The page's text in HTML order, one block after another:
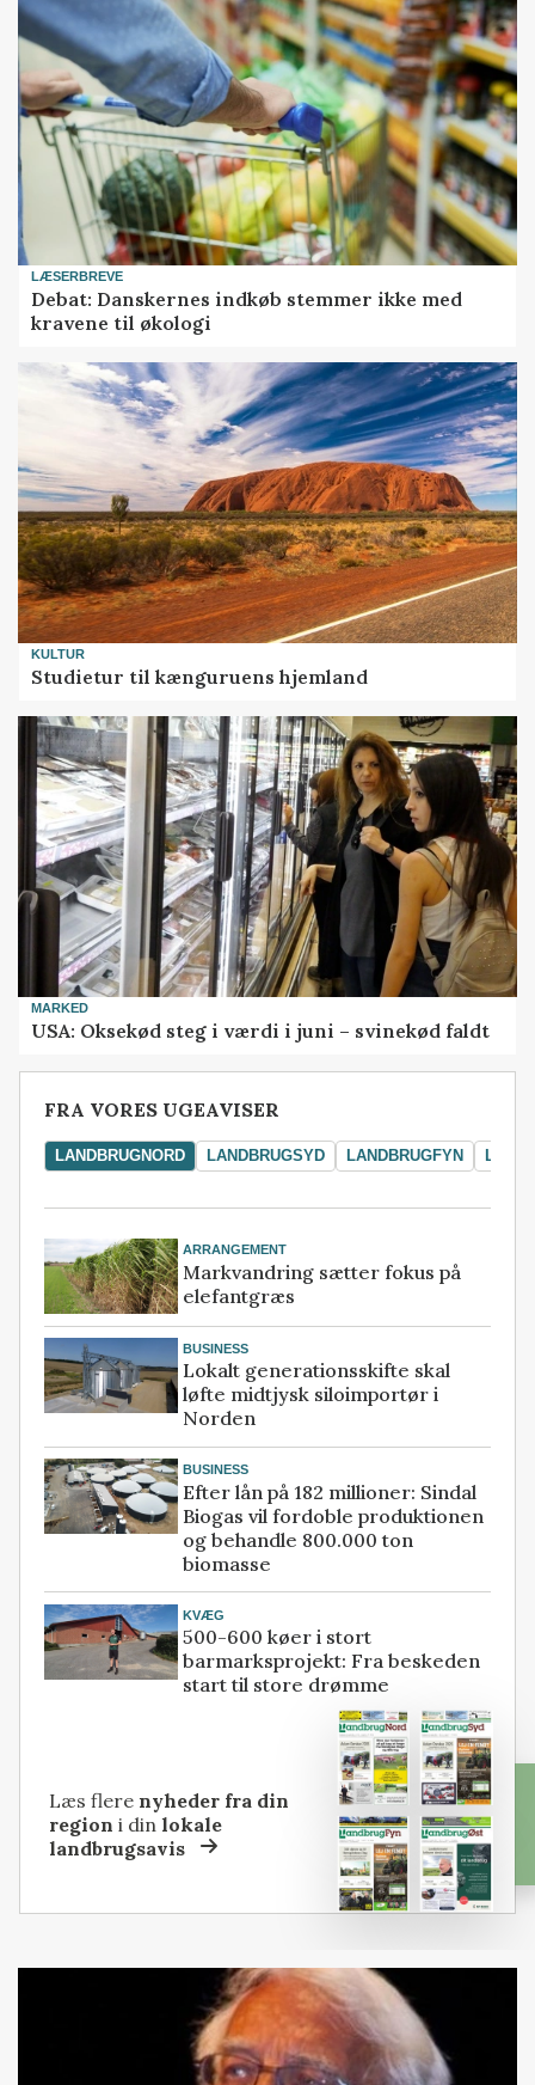
LÆSERBREVE
Debat: Danskernes indkøb stemmer ikke med
kravene til økologi
KULTUR
Studietur til kænguruens hjemland
MARKED
USA: Oksekød steg i værdi i juni – svinekød faldt
FRA VORES UGEAVISER
LANDBRUGNORD LANDBRUGSYD LANDBRUGFYN
ARRANGEMENT
Markvandring sætter fokus på
elefantgræs
BUSINESS
Lokalt generationsskifte skal
løfte midtjysk siloimportør i
Norden
BUSINESS
Efter lån på 182 millioner: Sindal
Biogas vil fordoble produktionen
og behandle 800.000 ton
biomasse
KVÆG
500-600 køer i stort
barmarksprojekt: Fra beskeden
start til store drømme
Læs flere nyheder fra din
region i dinlokale
landbrugsavis